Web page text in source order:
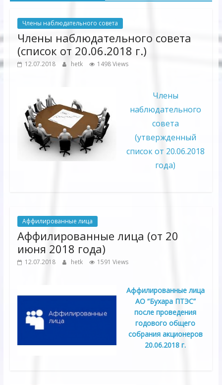
Члены наблюдательного совета
Члены наблюдательного совета
(список от 20.06.2018 г.)
12.07.2018 hetk 1498 Views
Члены
наблюдательного
совета
(утвержденный
список от 20.06.2018
года)
Аффилированные лица
Аффилированные лица (от 20
июня 2018 года)
12.07.2018 hetk 1591 Views
Аффилированные лица
АО “Бухара ПТЭС”
после проведения
годового общего
собрания акционеров
20.06.2018 г.